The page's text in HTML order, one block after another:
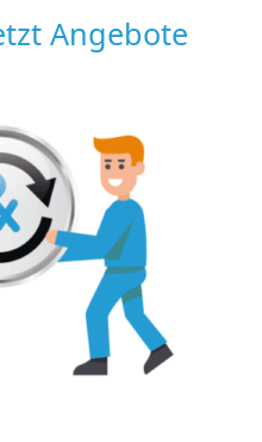
Angebote